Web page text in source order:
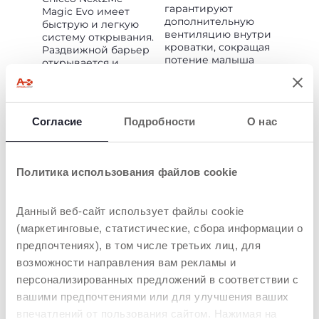
Согласие Подробности О нас
Политика использования файлов cookie
Данный веб-сайт использует файлы cookie
(маркетинговые, статистические, сбора информации о
предпочтениях), в том числе третьих лиц, для
возможности направления вам рекламы и
персонализированных предложений в соответствии с
вашими предпочтениями или для улучшения ваших
впечатлений от пользования сайтом. Нажимая на
Magic Evo имеет
быструю и легкую
систему открывания.
Раздвижной барьер
открывается и
даже когда кроватка
кровати, что делает
его практичным для
гарантируют
дополнительную
вентиляцию внутри
кроватки, сокращая
потение малыша
МАНЕВРЕННОСТ
Ь
СОВМЕСТИМА С
БОЛЬШИНСТВОМ